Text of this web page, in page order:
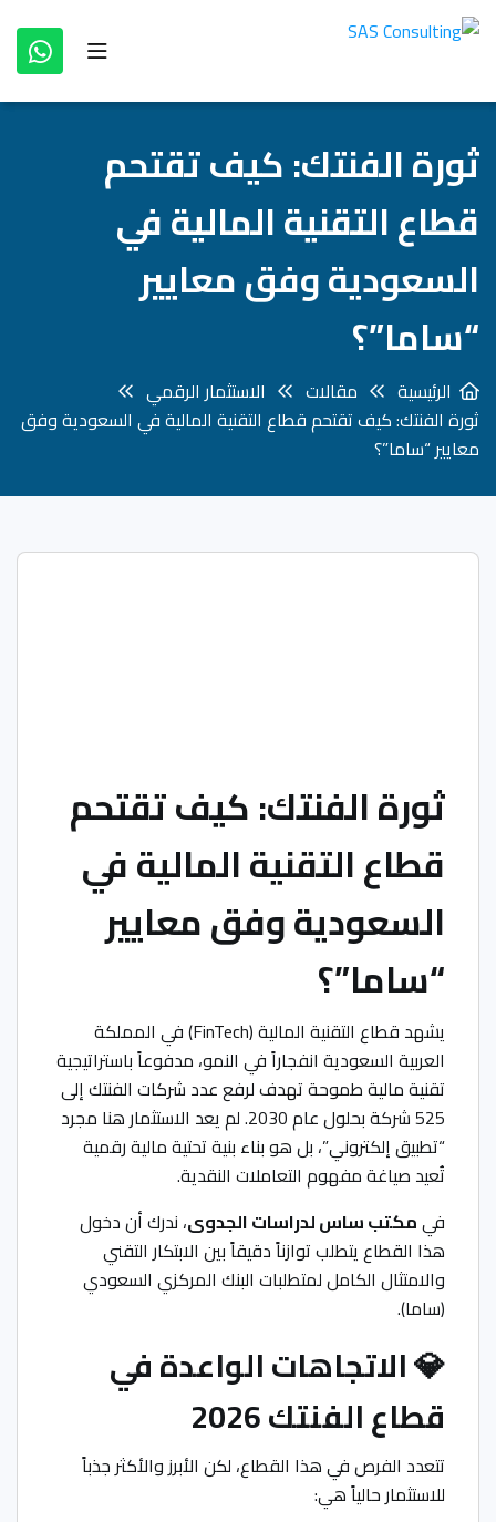
ثورة الفنتك: كيف تقتحم
قطاع التقنية المالية في
السعودية وفق معايير
“ساما”؟
الرئيسية مقالات
الاستثمار الرقمي
ثورة الفنتك: كيف تقتحم قطاع التقنية المالية في السعودية وفق
معايير “ساما”؟
ثورة الفنتك: كيف تقتحم
قطاع التقنية المالية في
السعودية وفق معايير
“ساما”؟
يشهد قطاع التقنية المالية (FinTech) في المملكة
العربية السعودية انفجاراً في النمو، مدفوعاً باستراتيجية
تقنية مالية طموحة تهدف لرفع عدد شركات الفنتك إلى
525 شركة بحلول عام 2030. لم يعد الاستثمار هنا مجرد
“تطبيق إلكتروني”، بل هو بناء بنية تحتية مالية رقمية
تُعيد صياغة مفهوم التعاملات النقدية.
فيمكتب ساس لدراسات الجدوى، ندرك أن دخول
هذا القطاع يتطلب توازناً دقيقاً بين الابتكار التقني
والامتثال الكامل لمتطلبات البنك المركزي السعودي
(ساما).
💎 الاتجاهات الواعدة في
قطاع الفنتك 2026
تتعدد الفرص في هذا القطاع، لكن الأبرز والأكثر جذباً
للاستثمار حالياً هي: